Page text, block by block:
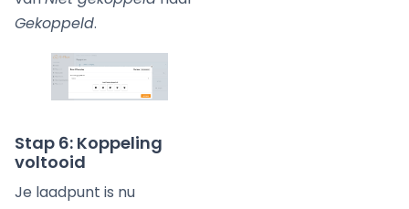
Gekoppeld.
Stap 6: Koppeling
voltooid
Je laadpunt is nu